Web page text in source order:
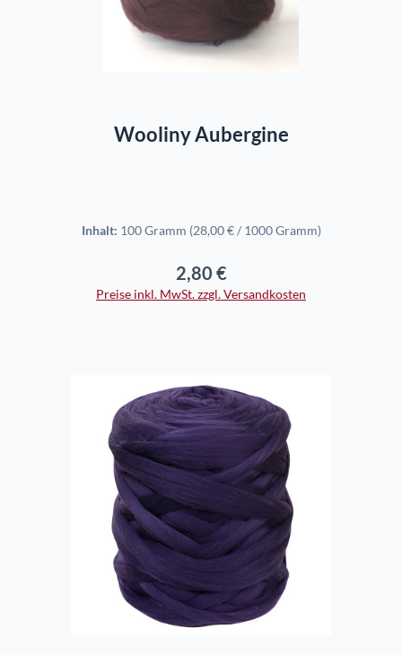
In den Warenkorb
Wooliny Aubergine
Inhalt: 100 Gramm (28,00 € / 1000 Gramm)
Regulärer Preis:
2,80 €
Preise inkl. MwSt. zzgl. Versandkosten
In den Warenkorb